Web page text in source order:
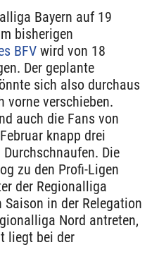
Bayern auf 19
bisherigen
BFV wird von 18
Der geplante
sich also durchaus
vorne verschieben.
auch die Fans von
knapp drei
Die
zu den Profi-Ligen
der Regionalliga
Saison in der Relegation
Nord antreten,
liegt bei der